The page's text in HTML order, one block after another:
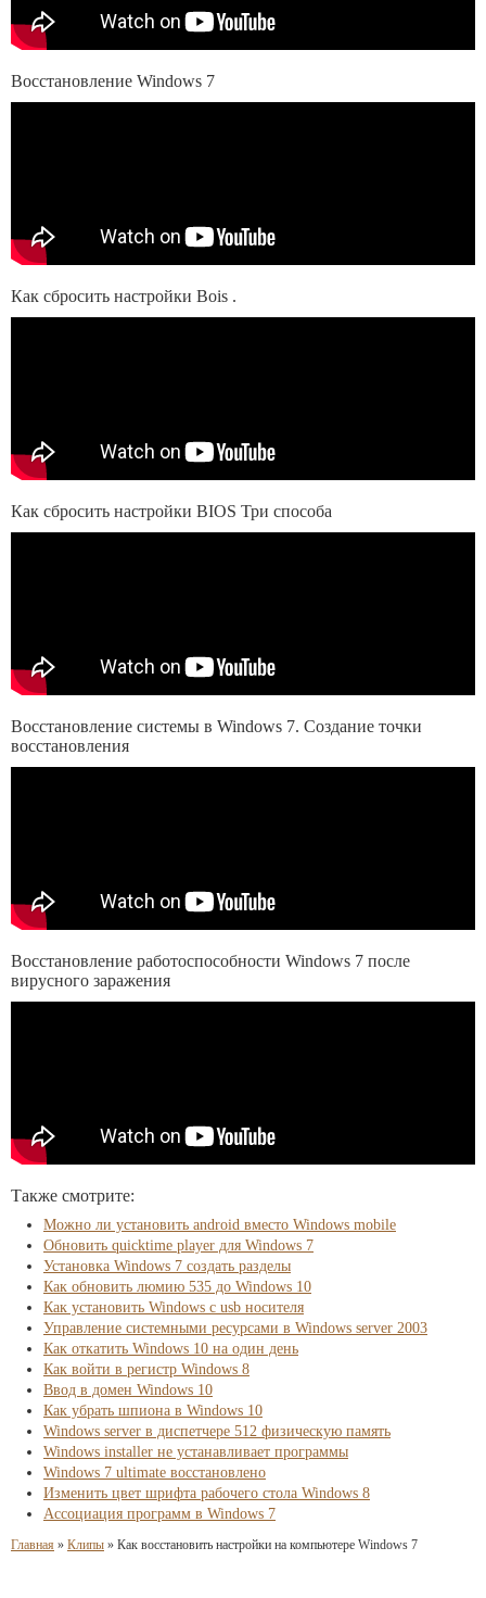
Восстановление Windows 7
Как сбросить настройки Bois .
Как сбросить настройки BIOS Три способа
Восстановление системы в Windows 7. Создание точки
восстановления
Восстановление работоспособности Windows 7 после
вирусного заражения
Также смотрите:
Можно ли установить android вместо Windows mobile
Обновить quicktime player для Windows 7
Установка Windows 7 создать разделы
Как обновить люмию 535 до Windows 10
Как установить Windows с usb носителя
Управление системными ресурсами в Windows server 2003
Как откатить Windows 10 на один день
Как войти в регистр Windows 8
Ввод в домен Windows 10
Как убрать шпиона в Windows 10
Windows server в диспетчере 512 физическую память
Windows installer не устанавливает программы
Windows 7 ultimate восстановлено
Изменить цвет шрифта рабочего стола Windows 8
Ассоциация программ в Windows 7
Главная » Клипы » Как восстановить настройки на компьютере Windows 7